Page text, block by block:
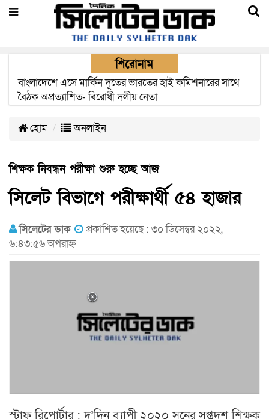
শিরোনাম
ওসমানী বিমানবন্দরের নিরাপত্তা কর্মকর্তার সন্ধানের দাবি
পরিবারের
হোম অনলাইন
শিক্ষক নিবন্ধন পরীক্ষা শুরু হচ্ছে আজ
সিলেট বিভাগে পরীক্ষার্থী ৫৪ হাজার
সিলেটের ডাক
প্রকাশিত হয়েছে : ৩০ ডিসেম্বর ২০২২,
৬:৪৩:৫৬ অপরাহ্ন